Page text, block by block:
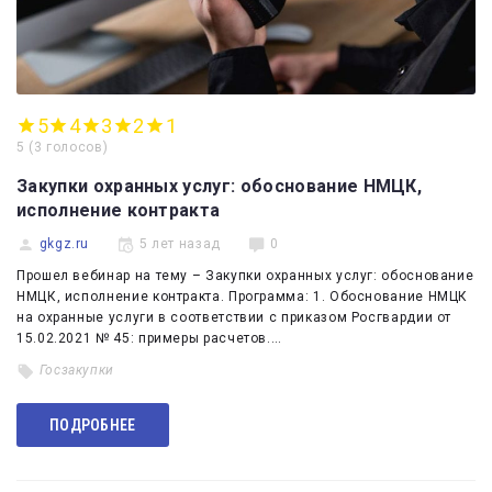
5 4 3 2 1
5 ( 3 голосов )
Закупки охранных услуг: обоснование НМЦК,
исполнение контракта
gkgz.ru 5 лет назад 0
Прошел вебинар на тему – Закупки охранных услуг: обоснование
НМЦК, исполнение контракта. Программа: 1. Обоснование НМЦК
на охранные услуги в соответствии с приказом Росгвардии от
15.02.2021 № 45: примеры расчетов.…
Госзакупки
ПОДРОБНЕЕ